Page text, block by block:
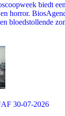
biedt
horror.
bloedstollende
30-07-2026